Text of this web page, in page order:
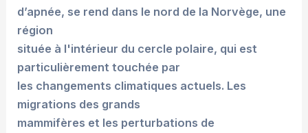
d’apnée, se rend dans le nord de la Norvège, une
région
située à l'intérieur du cercle polaire, qui est
particulièrement touchée par
les changements climatiques actuels. Les
migrations des grands
mammifères et les perturbations de